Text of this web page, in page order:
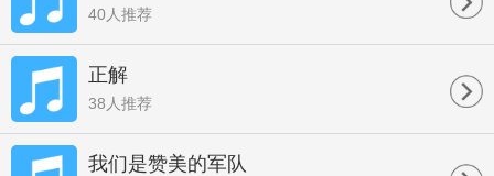
40人推荐
正解
38人推荐
我们是赞美的军队